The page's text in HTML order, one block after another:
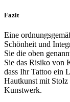
Fazit
Eine
Schönheit und
Sie die oben
Sie das Risiko von
dass Ihr Tattoo ein
Hautkunst mit
Kunstwerk.